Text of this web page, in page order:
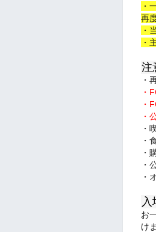
・
再
・
・
注
・
・
・
・
・
・
・
・
・
お
け